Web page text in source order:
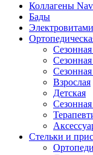
Коллагены
Бады
Взрослая
Детская
Стельки и